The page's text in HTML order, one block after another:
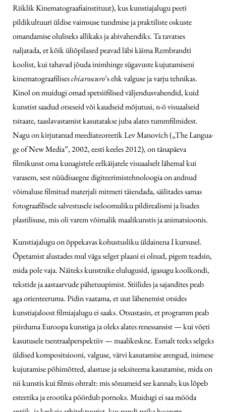
Riiklik Kinematograafiainstituut), kus kunstiajalugu peeti
pildikultuuri üldise vaimsuse tundmise ja praktiliste oskuste
omandamise oluliseks allikaks ja abivahendiks. Ta tavatses
naljatada, et kõik üliõpilased peavad läbi käima Rembrandti
koolist, kui tahavad jõuda inimhinge sügavuste kujutamiseni
kinematograafiliseschiaroscuro’s ehk valguse ja varju tehnikas.
Kinol on muidugi omad spetsiifilised väljendusvahendid, kuid
kunstist saadud otseseid või kaudseid mõjutusi, n-ö visuaalseid
tsitaate, taaslavastamist kasutatakse juba alates tummfilmidest.
Nagu on kirjutanud meediateoreetik Lev Manovich („The Langua­
ge of New Media”, 2002, eesti keeles 2012), on tänapäeva
filmikunst oma kunagistele eelkäijatele visuaalselt lähemal kui
varasem, sest nüüdisaegne digiteerimistehnoloogia on andnud
võimaluse filmitud materjali mitmeti täiendada, säilitades samas
fotograafilisele salvestusele iseloomuliku pildirealismi ja lisades
plastilisuse, mis oli varem võimalik maalikunstis ja animatsioonis.
Kunstiajalugu on õppekavas kohustusliku üldainena I kursusel.
Õpetamist alustades mul väga selget plaani ei olnud, pigem teadsin,
mida pole vaja. Näiteks kunstnike elulugusid, igasugu koolkondi,
tekstide ja aastaarvude pähetuupimist. Stiilides ja sajandites peab
aga orienteeruma. Pidin vaatama, et uut lähenemist otsides
kunstiajaloost filmiajalugu ei saaks. Otsustasin, et programm peab
piirduma Euroopa kunstiga ja oleks alates renessansist — kui võeti
kasutusele tsentraalperspektiiv — maalikeskne. Esmalt teeks selgeks
üldised kompositsiooni, valguse, värvi kasutamise arengud, inimese
kujutamise põhimõtted, alastuse ja seksiteema kasutamise, mida on
nii kunstis kui filmis ohtralt: mis sõnumeid see kannab; kus lõpeb
esteetika ja erootika pöördub pornoks. Muidugi ei saa mööda